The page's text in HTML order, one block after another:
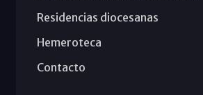
Residencias diocesanas
Hemeroteca
Contacto